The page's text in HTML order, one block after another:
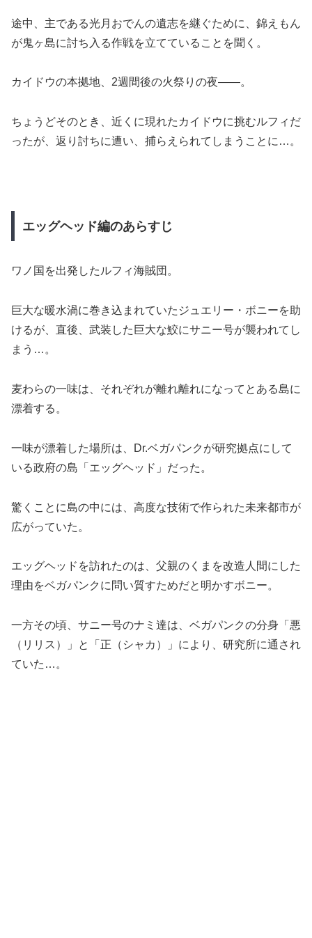
途中、主である光月おでんの遺志を継ぐために、 錦えもん
が鬼ヶ島に討ち入る作戦を立てていることを聞く。
カイドウの本拠地、 2週間後の火祭りの夜――。
ちょうどそのとき、近くに現れた カイドウに挑むルフィだ
ったが、返り討ちに遭い、捕らえられてしまうことに…。
エッグヘッド編のあらすじ
ワノ国を出発したルフィ海賊団。
巨大な暖水渦に巻き込まれていたジュエリー・ボニーを助
けるが、直後、武装した巨大な鮫にサニー号が襲われてし
まう…。
麦わらの一味は、それぞれが離れ離れになってとある島に
漂着する。
一味が漂着した場所は、Dr.ベガパンクが研究拠点にして
いる政府の島「エッグヘッド」だった。
驚くことに島の中には、高度な技術で作られた未来都市が
広がっていた。
エッグヘッドを訪れたのは、父親のくまを改造人間にした
理由をベガパンクに問い質すためだと明かすボニー。
一方その頃、サニー号のナミ達は、ベガパンクの分身「悪
（リリス）」と「正（シャカ）」により、研究所に通され
ていた…。